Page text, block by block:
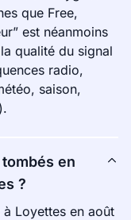
que Free,
est néanmoins
qualité du signal
radio,
saison,
en
?
à Loyettes en août